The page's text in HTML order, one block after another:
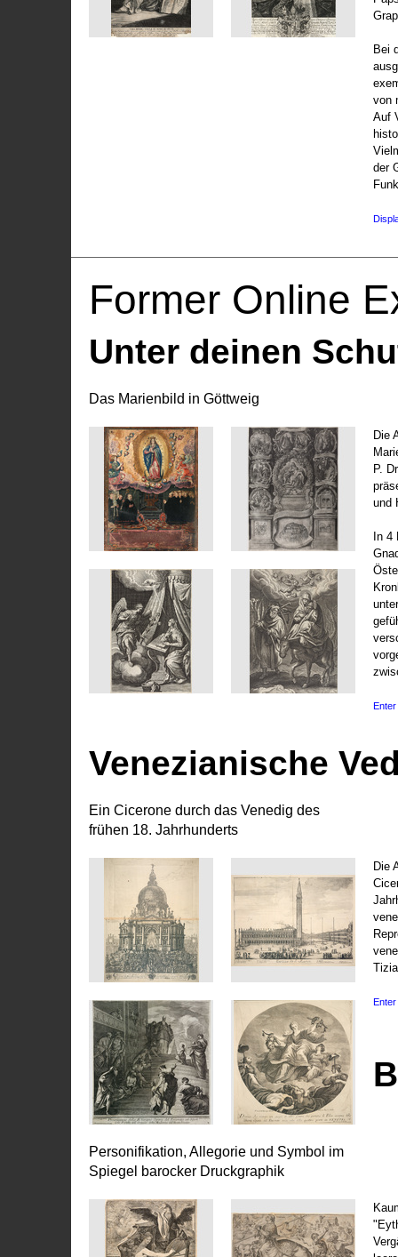
Bei
von
Auf
der
Former Online
Unter deinen
Das Marienbild in Göttweig
Die
P.
und
In 4
Enter
Venezianische
Ein Cicerone durch das Venedig des
frühen 18. Jahrhunderts
Die
Enter
Personifikation, Allegorie und Symbol im
Spiegel barocker Druckgraphik